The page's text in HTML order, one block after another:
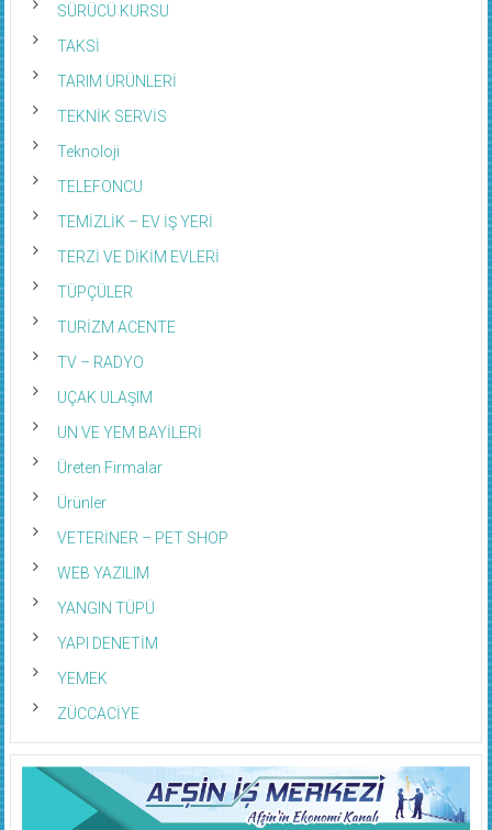
SÜRÜCÜ KURSU
TAKSİ
TARIM ÜRÜNLERİ
TEKNİK SERVİS
Teknoloji
TELEFONCU
TEMİZLİK – EV İŞ YERİ
TERZİ VE DİKİM EVLERİ
TÜPÇÜLER
TURİZM ACENTE
TV – RADYO
UÇAK ULAŞIM
UN VE YEM BAYİLERİ
Üreten Firmalar
Ürünler
VETERİNER – PET SHOP
WEB YAZILIM
YANGIN TÜPÜ
YAPI DENETİM
YEMEK
ZÜCCACİYE